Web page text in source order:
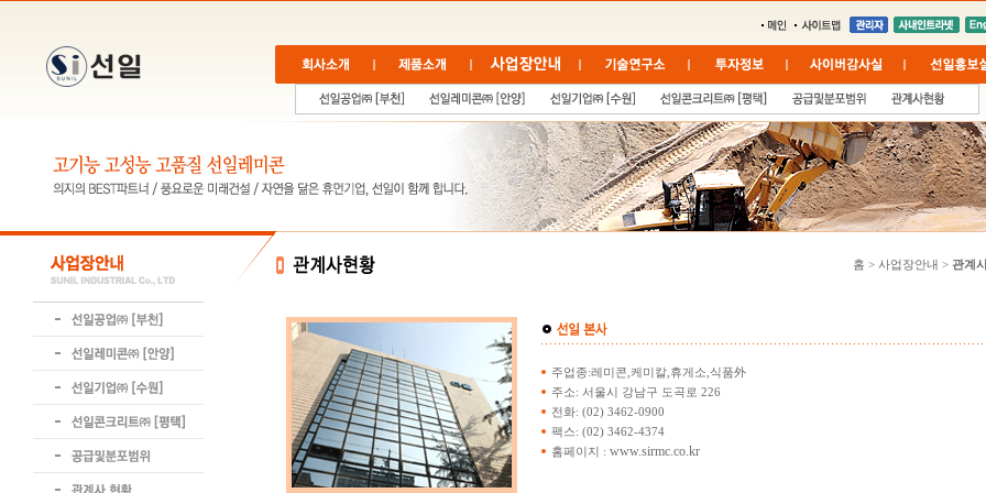
홈 > 사업장안내 > 관계
주업종:레미콘,케미칼,휴게소,식품外
주소: 서울시 강남구 도곡로 226
전화: (02) 3462-0900
팩스: (02) 3462-4374
홈페이지 : www.sirmc.co.kr